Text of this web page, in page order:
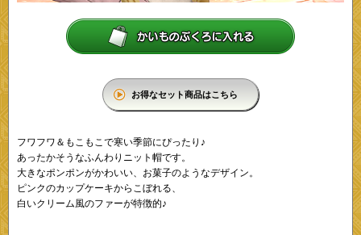
お得なセット商品はこちら
フワフワ＆もこもこで寒い季節にぴったり♪
あったかそうなふんわりニット帽です。
大きなポンポンがかわいい、お菓子のようなデザイン。
ピンクのカップケーキからこぼれる、
白いクリーム風のファーが特徴的♪